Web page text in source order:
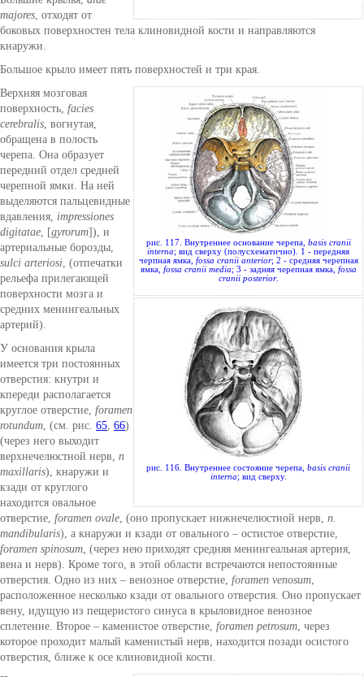
majores, отходят от
боковых поверхностен тела клиновидной кости и направляются
кнаружи.
Большое крыло имеет пять поверхностей и три края.
рис. 117. Внутреннее основание черепа, basis cranii
interna; вид сверху (полусхематично). 1 - передняя
черпная ямка, fossa cranii anterior; 2 - средняя черепная
ямка, fossa cranii media; 3 - задняя черепная ямка, fossa
cranii posterior.
рис. 116. Внутреннее состояние черепа, basis cranii
interna; вид сверху.
Верхняя мозговая
поверхность, facies
cerebralis, вогнутая,
обращена в полость
черепа. Она образует
передний отдел средней
черепной ямки. На ней
выделяются пальцевидные
вдавления, impressiones
digitatae, [gyrorum]), и
артериальные борозды,
sulci arteriosi, (отпечатки
рельефа прилегающей
поверхности мозга и
средних менингеальных
артерий).
У основания крыла
имеется три постоянных
отверстия: кнутри и
кпереди располагается
круглое отверстие, foramen
rotundum, (см. рис. 65, 66)
(через него выходит
верхнечелюстной нерв, n
maxillaris), кнаружи и
кзади от круглого
находится овальное
отверстие, foramen ovale, (оно пропускает нижнечелюстной нерв, n.
mandibularis), а кнаружи и кзади от овального – остистое отверстие,
foramen spinosum, (через нею приходят средняя менингеальная артерия,
вена и нерв). Кроме того, в этой области встречаются непостоянные
отверстия. Одно из них – венозное отверстие, foramen venosum,
расположенное несколько кзади от овального отверстия. Оно пропускает
вену, идущую из пещеристого синуса в крыловидное венозное
сплетение. Второе – каменистое отверстие, foramen petrosum, через
которое проходит малый каменистый нерв, находится позади осистого
отверстия, ближе к осе клиновидной кости.